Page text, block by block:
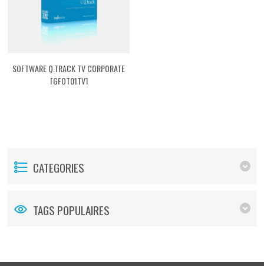
SOFTWARE Q.TRACK TV CORPORATE
[GFQT01TV]
CATEGORIES
TAGS POPULAIRES